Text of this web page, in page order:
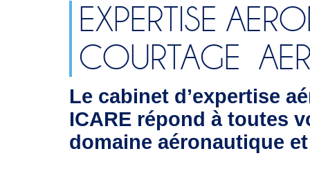
EXPERTISE
COURTAGE
Le cabinet d’expertise
ICARE répond à toutes
domaine aéronautique